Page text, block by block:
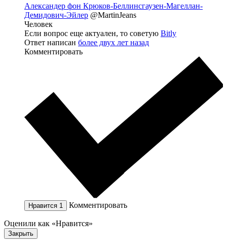
Александер фон Крюков-Беллинсгаузен-Магеллан-
Демидович-Эйлер @MartinJeans
Человек
Если вопрос еще актуален, то советую Bitly
Ответ написан более двух лет назад
Комментировать
Нравится 1 Комментировать
Оценили как «Нравится»
Закрыть